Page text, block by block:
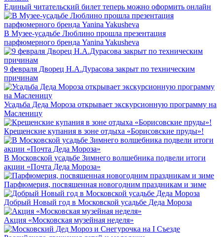
Единый читательский билет теперь можно оформить онлайн
В Музее-усадьбе Люблино прошла презентация
парфюмерного бренда Yanina Yakusheva
9 февраля Дворец Н.А.Дурасова закрыт по техническим
причинам
Усадьба Деда Мороза открывает экскурсионную программу на
Масленицу
Крещенские купания в зоне отдыха «Борисовские пруды»!
В Московской усадьбе Зимнего волшебника подвели итоги
акции «Почта Деда Мороза»
Парфюмерия, посвященная новогодним праздникам и зиме
Добрый Новый год в Московской усадьбе Деда Мороза
Акция «Московская музейная неделя»